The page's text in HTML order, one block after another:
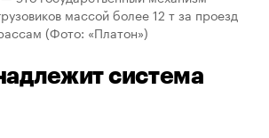
массой более 12 т за проезд
(Фото: «Платон»)
система